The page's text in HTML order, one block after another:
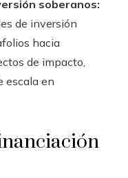
soberanos:
de inversión
hacia
de impacto,
escala en